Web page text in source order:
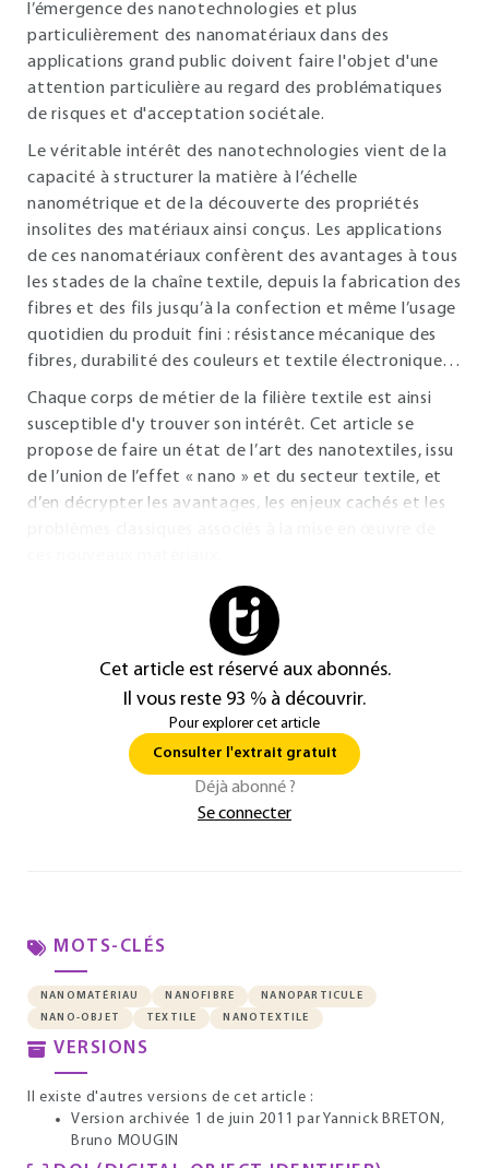
l’émergence des nanotechnologies et plus
particulièrement des nanomatériaux dans des
applications grand public doivent faire l'objet d'une
attention particulière au regard des problématiques
de risques et d'acceptation sociétale.
Le véritable intérêt des nanotechnologies vient de la
capacité à structurer la matière à l’échelle
nanométrique et de la découverte des propriétés
insolites des matériaux ainsi conçus. Les applications
de ces nanomatériaux confèrent des avantages à tous
les stades de la chaîne textile, depuis la fabrication des
fibres et des fils jusqu’à la confection et même l’usage
quotidien du produit fini : résistance mécanique des
fibres, durabilité des couleurs et textile électronique…
Chaque corps de métier de la filière textile est ainsi
susceptible d'y trouver son intérêt. Cet article se
propose de faire un état de l’art des nanotextiles, issu
de l’union de l’effet « nano » et du secteur textile, et
d’en décrypter les avantages, les enjeux cachés et les
Cet article est réservé aux abonnés.
Il vous reste 93 % à découvrir.
Pour explorer cet article
Consulter l'extrait gratuit
Déjà abonné ?
Se connecter
MOTS-CLÉS
NANOMATÉRIAU NANOFIBRE
NANOPARTICULE
NANO-OBJET
TEXTILE NANOTEXTILE
VERSIONS
Il existe d'autres versions de cet article :
Version archivée 1 de juin 2011 par Yannick BRETON,
Bruno MOUGIN